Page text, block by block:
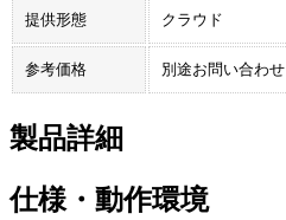
提供形態 クラウド
参考価格 別途お問い合わせ
製品詳細
仕様・動作環境